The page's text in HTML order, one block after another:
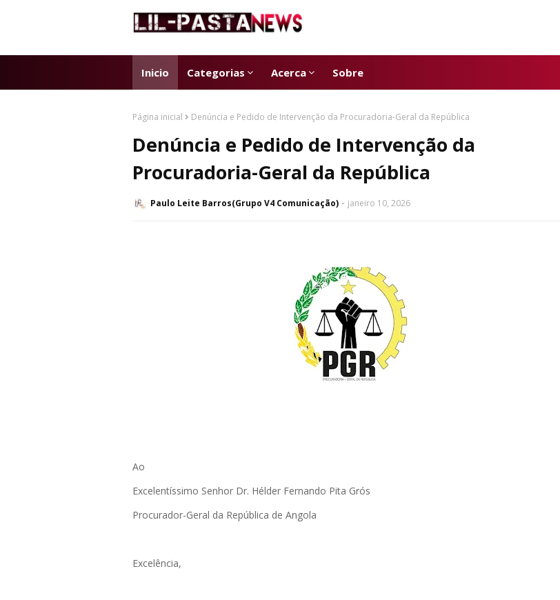
Inicio Categorias Acerca Sobre
Página inicial Denúncia e Pedido de Intervenção da Procuradoria-Geral da República
Denúncia e Pedido de Intervenção da
Procuradoria-Geral da República
Paulo Leite Barros(Grupo V4 Comunicação) janeiro 10, 2026
Ao
Excelentíssimo Senhor Dr. Hélder Fernando Pita Grós
Procurador-Geral da República de Angola
Excelência,